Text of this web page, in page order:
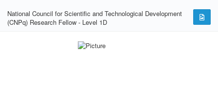
National Council for Scientific and Technological Development
(CNPq) Research Fellow - Level 1D